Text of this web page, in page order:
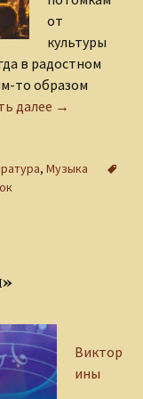
от
культуры
в радостном
то образом
далее Викторина
→
, Музыка
Виктор
ины